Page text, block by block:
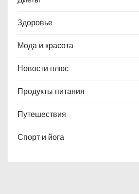
Здоровье
Мода и красота
Новости плюс
Продукты питания
Путешествия
Спорт и йога